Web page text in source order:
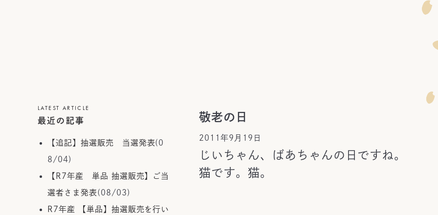
LATEST ARTICLE
最近の記事
【追記】抽選販売 当選発表(0
8/04)
【R7年産 単品 抽選販売】ご当
選者さま発表(08/03)
R7年産 【単品】抽選販売を行い
敬老の日
2011年9月19日
じいちゃん、ばあちゃんの日ですね。
猫です。 猫。